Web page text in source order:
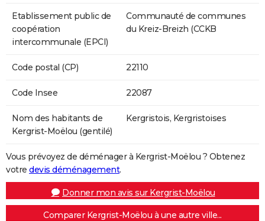
Etablissement public de
coopération
intercommunale (EPCI)
Communauté de communes
du Kreiz-Breizh (CCKB
Code postal (CP) 22110
Code Insee 22087
Nom des habitants de
Kergrist-Moëlou (gentilé)
Kergristois, Kergristoises
Vous prévoyez de déménager à Kergrist-Moëlou ? Obtenez
votre devis déménagement.
Donner mon avis sur Kergrist-Moëlou
Comparer Kergrist-Moëlou à une autre ville...